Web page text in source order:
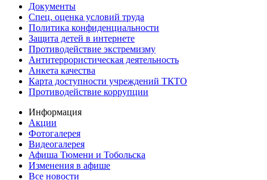
Документы
Спец. оценка условий труда
Политика конфиденциальности
Защита детей в интернете
Противодействие экстремизму
Антитеррористическая деятельность
Анкета качества
Карта доступности учреждений ТКТО
Противодействие коррупции
Информация
Акции
Фотогалерея
Видеогалерея
Афиша Тюмени и Тобольска
Изменения в афише
Все новости